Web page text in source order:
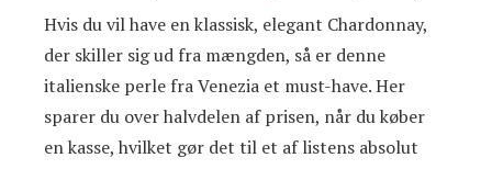
Hvis du vil have en klassisk, elegant Chardonnay,
der skiller sig ud fra mængden, så er denne
italienske perle fra Venezia et must-have. Her
sparer du over halvdelen af prisen, når du køber
en kasse, hvilket gør det til et af listens absolut